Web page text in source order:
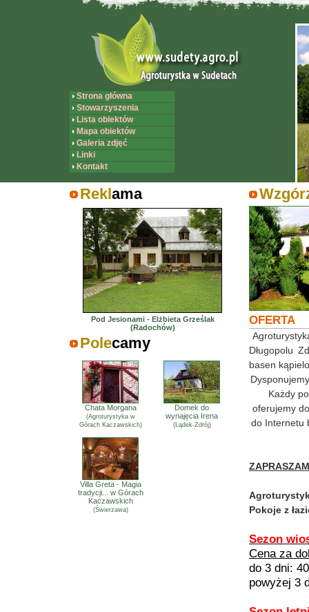
Strona główna
Stowarzyszenia
Lista obiektów
Mapa obiektów
Galeria zdjęć
Linki
Kontakt
Reklama
Pod Jesionami - Elżbieta Grześlak
(Radochów)
Polecamy
Chata Morgana
(Agroturystyka w
Górach Kaczawskich)
Domek do
wynajęcia Irena
(Lądek-Zdrój)
Villa Greta - Magia
tradycji... w Górach
Kaczawskich
(Świerzawa)
OFERTA
Długopolu
basen
Każdy
oferujemy
do Internetu
Pokoje z
Sezon
Cena za
do 3 dni:
powyżej 3